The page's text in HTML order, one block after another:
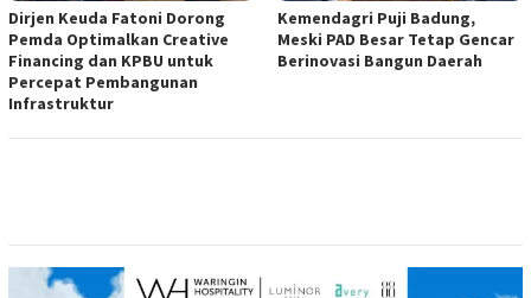
Dirjen Keuda Fatoni Dorong
Pemda Optimalkan Creative
Financing dan KPBU untuk
Percepat Pembangunan
Infrastruktur
Kemendagri Puji Badung,
Meski PAD Besar Tetap Gencar
Berinovasi Bangun Daerah